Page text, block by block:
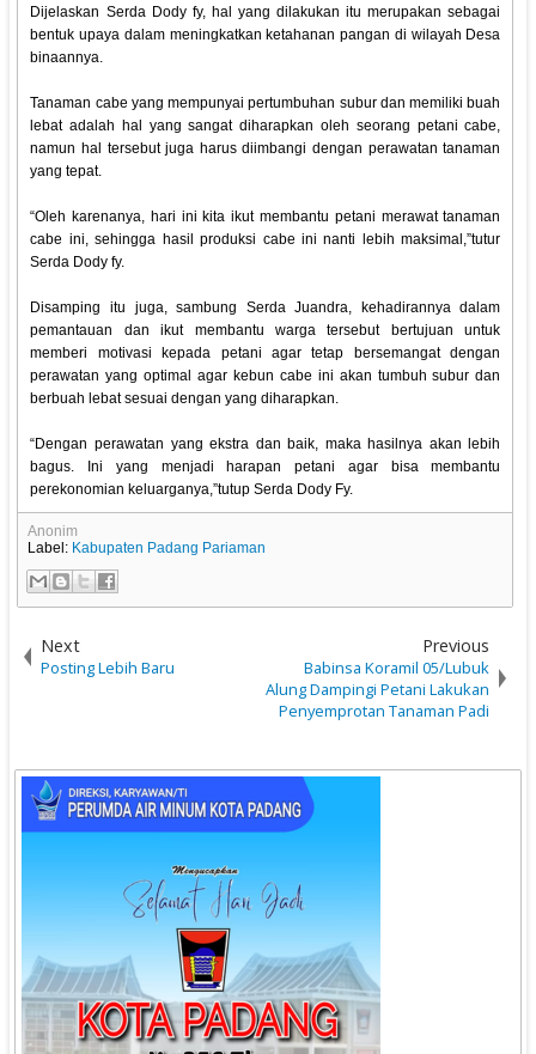
Dijelaskan Serda Dody fy, hal yang dilakukan itu merupakan sebagai
bentuk upaya dalam meningkatkan ketahanan pangan di wilayah Desa
binaannya.
Tanaman cabe yang mempunyai pertumbuhan subur dan memiliki buah
lebat adalah hal yang sangat diharapkan oleh seorang petani cabe,
namun hal tersebut juga harus diimbangi dengan perawatan tanaman
yang tepat.
“Oleh karenanya, hari ini kita ikut membantu petani merawat tanaman
cabe ini, sehingga hasil produksi cabe ini nanti lebih maksimal,”tutur
Serda Dody fy.
Disamping itu juga, sambung Serda Juandra, kehadirannya dalam
pemantauan dan ikut membantu warga tersebut bertujuan untuk
memberi motivasi kepada petani agar tetap bersemangat dengan
perawatan yang optimal agar kebun cabe ini akan tumbuh subur dan
berbuah lebat sesuai dengan yang diharapkan.
“Dengan perawatan yang ekstra dan baik, maka hasilnya akan lebih
bagus. Ini yang menjadi harapan petani agar bisa membantu
perekonomian keluarganya,”tutup Serda Dody Fy.
Anonim
Label: Kabupaten Padang Pariaman
Next
Posting Lebih Baru
Previous
Babinsa Koramil 05/Lubuk
Alung Dampingi Petani Lakukan
Penyemprotan Tanaman Padi